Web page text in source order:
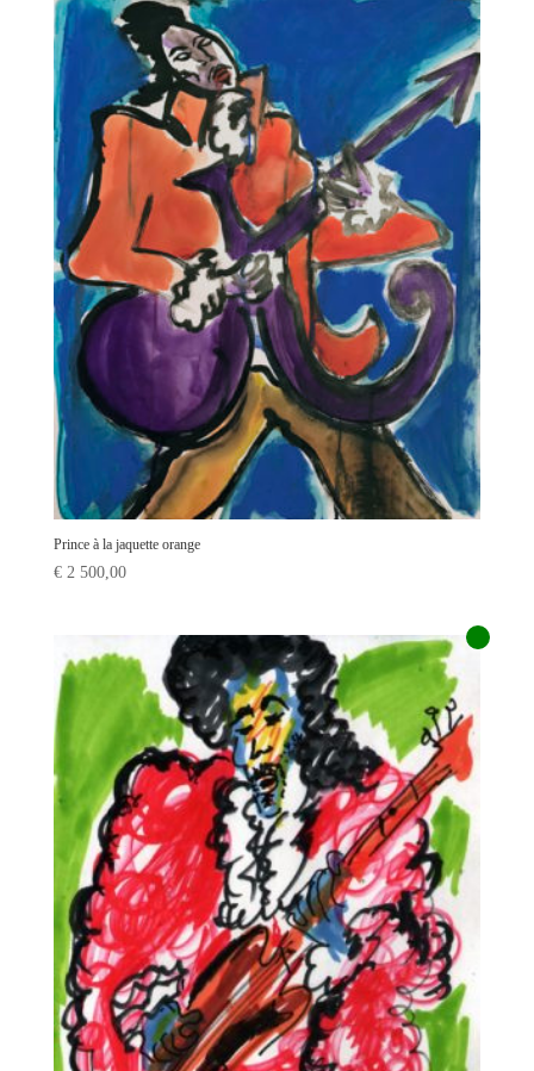
Prince à la jaquette orange
€2 500,00